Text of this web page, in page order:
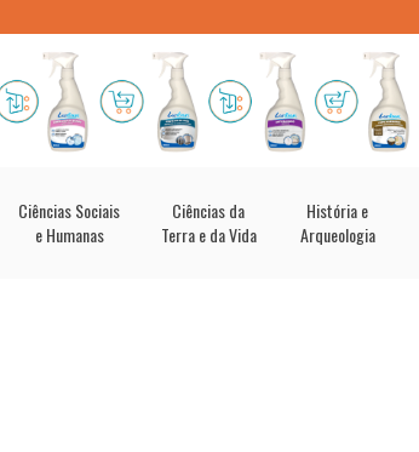
Ciências Sociais
e Humanas
Ciências da
Terra e da Vida
História e
Arqueologia